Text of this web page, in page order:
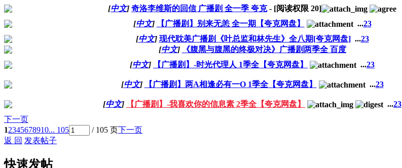
[中文] 奇洛李维斯的回信 广播剧 全一季 夸克- [阅读权限 20]
[中文] 【广播剧】别来无恙 全一期【夸克网盘】 ...23
[中文] 现代耽美广播剧《叶总监和林先生》全八期[夸克网盘] ...23
[中文] 《腹黑与腹黑的终极对决》广播剧两季全 百度
[中文] 【广播剧】-时光代理人 1季全【夸克网盘】 ...23
[中文] 【广播剧】两A相逢必有一O 1季全【夸克网盘】 ...23
[中文] 【广播剧】-我喜欢你的信息素 2季全【夸克网盘】 ...23
下一页
12345678910... 105 / 105 页下一页
返 回 发表帖子
快速发帖